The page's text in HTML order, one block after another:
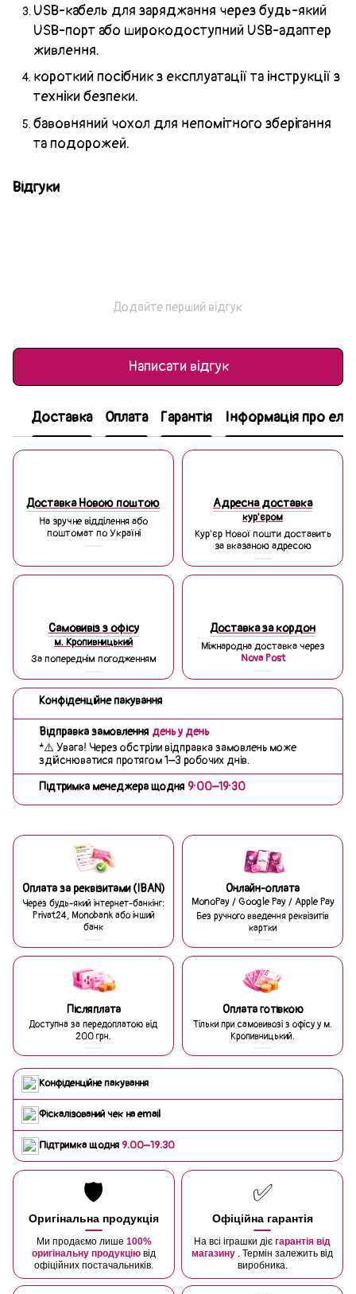
USB-кабель для заряджання через будь-який
USB-порт або широкодоступний USB-адаптер
живлення.
короткий посібник з експлуатації та інструкції з
техніки безпеки.
бавовняний чохол для непомітного зберігання
та подорожей.
Відгуки
Додайте перший відгук
Написати відгук
Доставка Оплата Гарантія Інформація про
Доставка Новою поштою
На зручне відділення або
поштомат по Україні
Адресна доставка
кур'єром
Кур'єр Нової пошти доставить
за вказаною адресою
Самовивіз з офісу
м. Кропивницький
За попереднім погодженням
Доставка за кордон
Міжнародна доставка через
Nova Post
Конфіденційне пакування
Відправка замовлення день у день
*⚠️ Увага! Через обстріли відправка замовлень може
здійснюватися протягом 1–3 робочих днів.
Підтримка менеджера щодня 9:00–19:30
Оплата за реквізитами (IBAN)
Через будь-який інтернет-банкінг:
Privat24, Monobank або інший
банк
Онлайн-оплата
MonoPay / Google Pay / Apple Pay
Без ручного введення реквізитів
картки
Післяплата
Доступна за передоплатою від
200 грн.
Оплата готівкою
Тільки при самовивозі з офісу у м.
Кропивницький.
Конфіденційне пакування
Фіскалізований чек на email
Підтримка щодня 9:00–19:30
🛡️
Оригінальна продукція
Ми продаємо лише 100%
оригінальну продукцію від
офіційних постачальників.
✅
Офіційна гарантія
На всі іграшки діє гарантія від
магазину
. Термін залежить від
виробника.